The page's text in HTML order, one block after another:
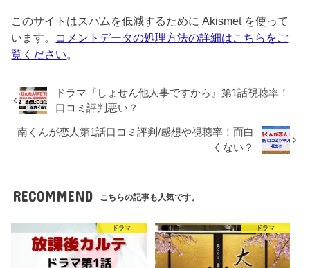
このサイトはスパムを低減するために Akismet を使って
います。 コメントデータの処理方法の詳細はこちらをご
覧ください。
ドラマ『しょせん他人事ですから』第1話視聴率！
口コミ評判悪い？
南くんが恋人第1話口コミ評判/感想や視聴率！面白
くない？
RECOMMEND こちらの記事も人気です。
ドラマ ドラマ